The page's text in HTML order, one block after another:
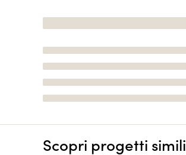
Scopri progetti simili